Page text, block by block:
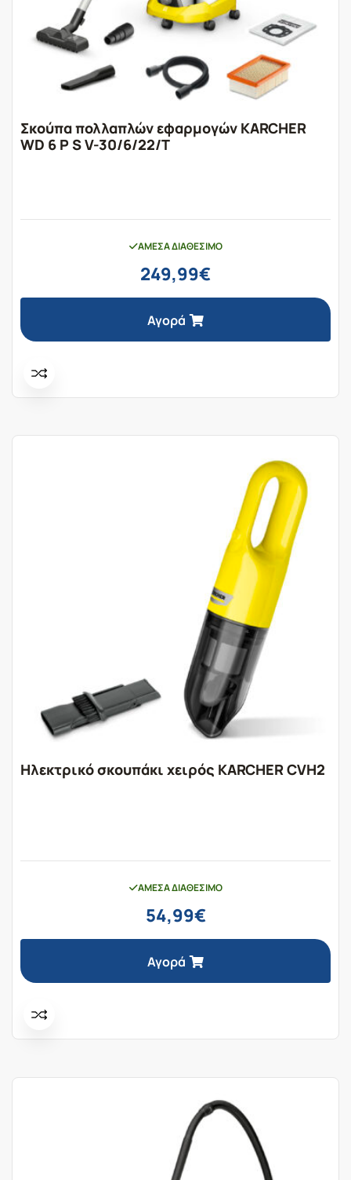
Σκούπα πολλαπλών εφαρμογών KARCHER
WD 6 P S V-30/6/22/T
ΆΜΕΣΑ ΔΙΑΘΈΣΙΜΟ
249,99€
Αγορά
Ηλεκτρικό σκουπάκι χειρός KARCHER CVH2
ΆΜΕΣΑ ΔΙΑΘΈΣΙΜΟ
54,99€
Αγορά